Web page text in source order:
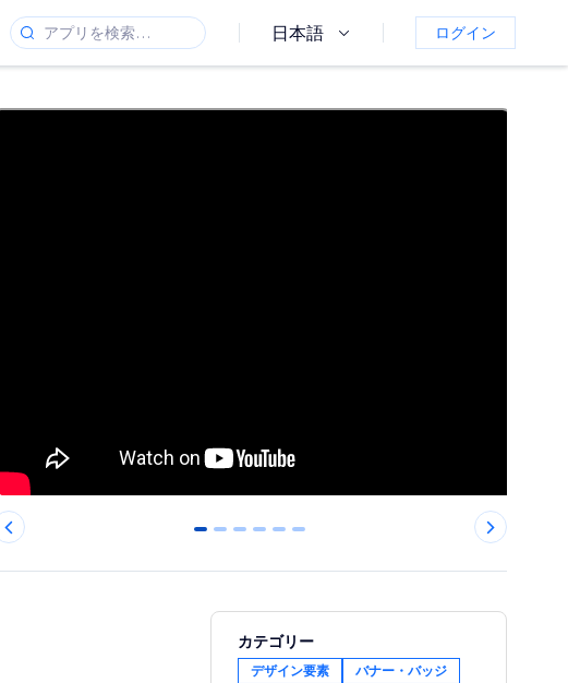
日本語 ログイン
0 1 2 3 4 5
カテゴリー
デザイン要素 バナー・バッジ